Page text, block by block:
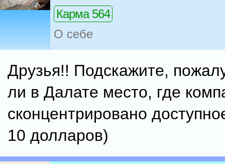
Карма 564
О себе
Друзья!! Подскажите,
ли в Далате место, где
сконцентрировано
10 долларов)